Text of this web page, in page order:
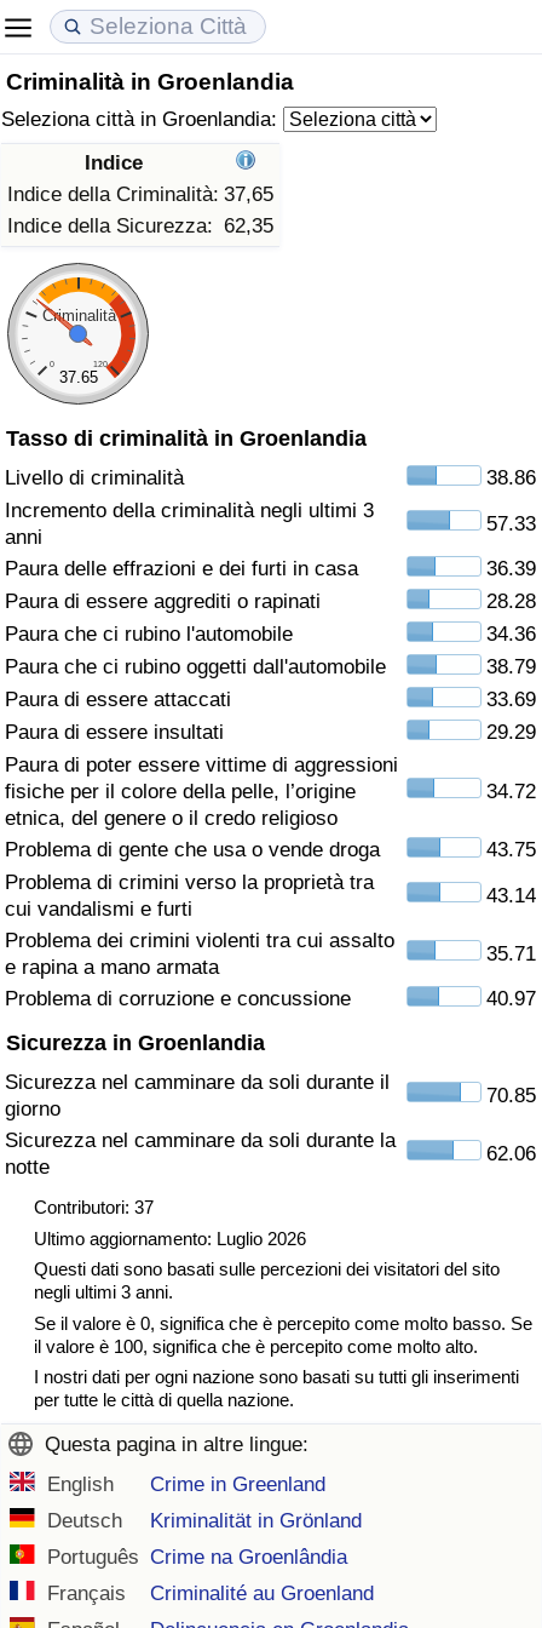
Criminalità in Groenlandia
Seleziona città in Groenlandia:
Indice
Indice della Criminalità: 37,65
Indice della Sicurezza: 62,35
Criminalità
0 120
37.65
Tasso di criminalità in Groenlandia
Livello di criminalità
38.86
Incremento della criminalità negli ultimi 3
anni
57.33
Paura delle effrazioni e dei furti in casa
36.39
Paura di essere aggrediti o rapinati
28.28
Paura che ci rubino l'automobile
34.36
Paura che ci rubino oggetti dall'automobile
38.79
Paura di essere attaccati
33.69
Paura di essere insultati
29.29
Paura di poter essere vittime di aggressioni
fisiche per il colore della pelle, l’origine
etnica, del genere o il credo religioso
34.72
Problema di gente che usa o vende droga
43.75
Problema di crimini verso la proprietà tra
cui vandalismi e furti
43.14
Problema dei crimini violenti tra cui assalto
e rapina a mano armata
35.71
Problema di corruzione e concussione
40.97
Sicurezza in Groenlandia
Sicurezza nel camminare da soli durante il
giorno
70.85
Sicurezza nel camminare da soli durante la
notte
62.06
Contributori: 37
Ultimo aggiornamento: Luglio 2026
Questi dati sono basati sulle percezioni dei visitatori del sito
negli ultimi 3 anni.
Se il valore è 0, significa che è percepito come molto basso. Se
il valore è 100, significa che è percepito come molto alto.
I nostri dati per ogni nazione sono basati su tutti gli inserimenti
per tutte le città di quella nazione.
Questa pagina in altre lingue:
English
Crime in Greenland
Deutsch
Kriminalität in Grönland
Português Crime na Groenlândia
Français
Criminalité au Groenland
Costo della vita
Indice Del Costo Della Vita (corrente)
Indice Del Costo Della Vita
Indice del Costo della Vita per Nazione
ad Aqaba
Prezzi degli immobili
Indice del Prezzo delle Case (Corrente)
Indice del Prezzo delle Case
Indice del Prezzo delle Case per Nazione
Qualità della Vita
Indice della Qualità della Vita
Indice della Qualità della Vita (Corrente)
Indice della qualità della vita per Paese
Criminalità
Indice del Tasso di Criminalità (Corrente)
Indice di criminalità per paese
Indice dell’Assistenza Sanitaria (Corrente)
Indice dell’Assistenza Sanitaria
Indice dell’Assistenza Sanitaria per
Nazione
Inquinamento
Indice dell’Inquinamento (Corrente)
Indice di inquinamento
Indice dell’Inquinamento per Nazione
Traffico
Indice del Traffico
Indice del traffico (Corrente)
Indice del traffico per Nazione